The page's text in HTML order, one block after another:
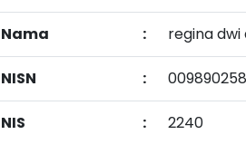
Nama : regina dwi
NISN :
NIS : 2240